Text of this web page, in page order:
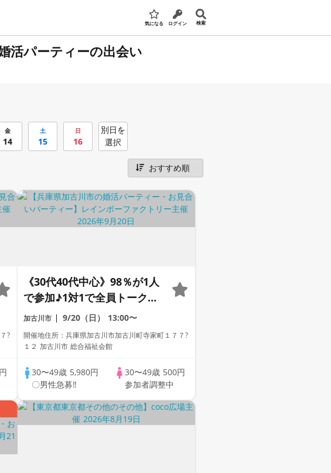
気になる ログイン 検索
活パーティーの出会い
金
14
土
15
日
16
別日を
選択
?
《30代40代中心》98％が1人
で参加♪1対1で全員トーク☆
誠実な方への婚活パーティー
加古川市 9/20（日） 13:00〜
開催地住所：兵庫県加古川市加古川町寺家町１７７?
１２ 加古川市 総合福祉会館
30〜49歳 5,980円
〇男性急募‼
30〜49歳 500円
参加者調整中